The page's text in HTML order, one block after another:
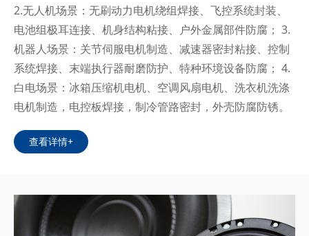
2.无人机场景：无刷动力电机绕组焊接、飞控系统封装、
电池组极耳连接、机身结构粘接、户外金属部件防腐； 3.
机器人场景：关节伺服电机制造、减速器密封粘接、控制
系统焊接、末端执行器耐磨防护、特种环境设备防腐； 4.
白电场景：冰箱压缩机电机、空调风扇电机、洗衣机洗涤
电机制造，电控板焊接，制冷管路密封，外壳防腐防锈。
查看详情+